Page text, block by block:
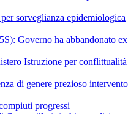
sorveglianza epidemiologica
Governo ha abbandonato ex
Istruzione per conflittualità
di genere prezioso intervento
progressi